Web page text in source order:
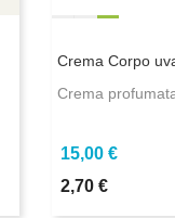
Crema Corpo
Crema
15,00 €
2,70 €